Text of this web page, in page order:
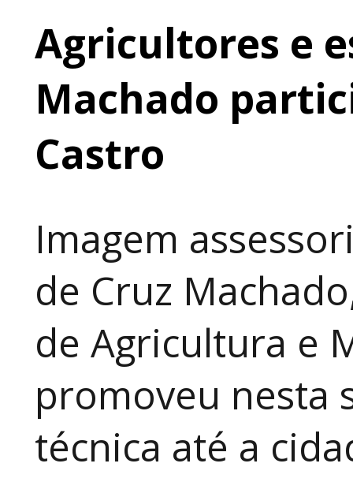
Agricultores e
Machado
Castro
Imagem
de Cruz
de Agricultura e
promoveu nesta
técnica até a